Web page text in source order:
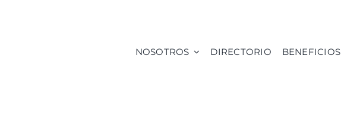
NOSOTROS DIRECTORIO BENEFICIOS